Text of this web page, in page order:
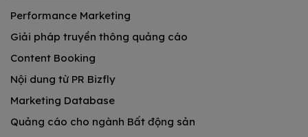
Performance Marketing
Giải pháp truyền thông quảng cáo
Content Booking
Nội dung từ PR Bizfly
Marketing Database
Quảng cáo cho ngành Bất động sản